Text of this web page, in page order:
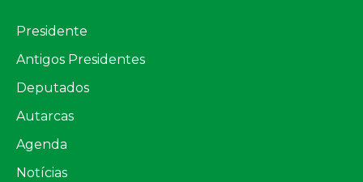
Presidente
Antigos Presidentes
Deputados
Autarcas
Agenda
Notícias